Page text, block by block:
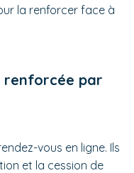
la renforcer face à
par
vous en ligne. Ils
et la cession de